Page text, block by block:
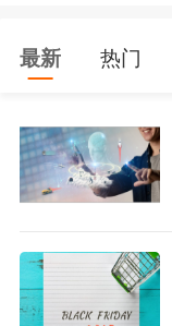
最新 热门